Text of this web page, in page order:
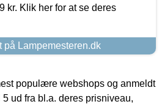
kr. Klik her for at se deres
på Lampemesteren.dk
populære webshops og anmeldt
ud fra bl.a. deres prisniveau,